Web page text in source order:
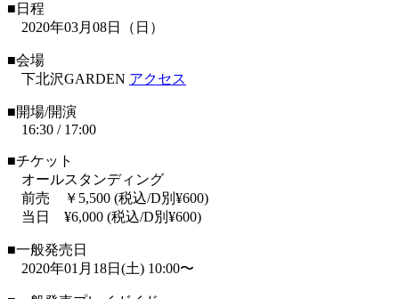
■日程
2020年03月08日（日）
■会場
下北沢GARDEN アクセス
■開場/開演
16:30 / 17:00
■チケット
オールスタンディング
前売 ￥5,500 (税込/D別¥600)
当日 ¥6,000 (税込/D別¥600)
■一般発売日
2020年01月18日(土) 10:00〜